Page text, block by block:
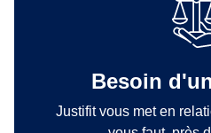
Besoin
Justifit vous met en